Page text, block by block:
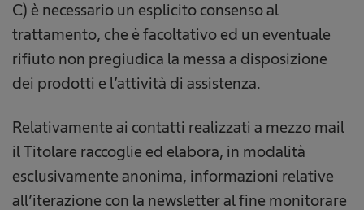
C) è necessario un esplicito consenso al
trattamento, che è facoltativo ed un eventuale
rifiuto non pregiudica la messa a disposizione
dei prodotti e l’attività di assistenza.
Relativamente ai contatti realizzati a mezzo mail
il Titolare raccoglie ed elabora, in modalità
esclusivamente anonima, informazioni relative
all’iterazione con la newsletter al fine monitorare